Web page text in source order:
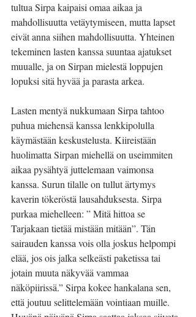
tultua Sirpa kaipaisi omaa aikaa ja
mahdollisuutta vetäytymiseen, mutta lapset
eivät anna siihen mahdollisuutta. Yhteinen
tekeminen lasten kanssa suuntaa ajatukset
muualle, ja on Sirpan mielestä loppujen
lopuksi sitä hyvää ja parasta arkea.
Lasten mentyä nukkumaan Sirpa tahtoo
puhua miehensä kanssa lenkkipolulla
käymästään keskustelusta. Kiireistään
huolimatta Sirpan miehellä on useimmiten
aikaa pysähtyä juttelemaan vaimonsa
kanssa. Surun tilalle on tullut ärtymys
kaverin tökeröstä lausahduksesta. Sirpa
purkaa miehelleen: ” Mitä hittoa se
Tarjakaan tietää mistään mitään”. Tän
sairauden kanssa vois olla joskus helpompi
elää, jos ois jalka selkeästi paketissa tai
jotain muuta näkyvää vammaa
näköpiirissä.” Sirpa kokee hankalana sen,
että joutuu selittelemään vointiaan muille.